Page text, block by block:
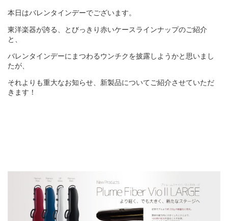
本日はバレンタインデーでございます。
東洋楽器が誇る、とびっきり赤いケースラインナップのご紹介
と、
バレンタインデーにまつわるウンチクを披露しようかと思いまし
たが、
それよりも重大なお知らせ、新製品についてご紹介させていただ
きます！